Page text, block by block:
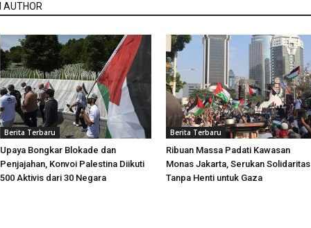
AUTHOR
Berita Terbaru
Upaya Bongkar Blokade dan
Penjajahan, Konvoi Palestina Diikuti
500 Aktivis dari 30 Negara
Berita Terbaru
Ribuan Massa Padati Kawasan
Monas Jakarta, Serukan Solidaritas
Tanpa Henti untuk Gaza